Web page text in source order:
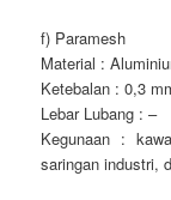
f) Paramesh
Material :
Ketebalan : 0,3
Lebar Lubang : –
Kegunaan :
saringan industri,